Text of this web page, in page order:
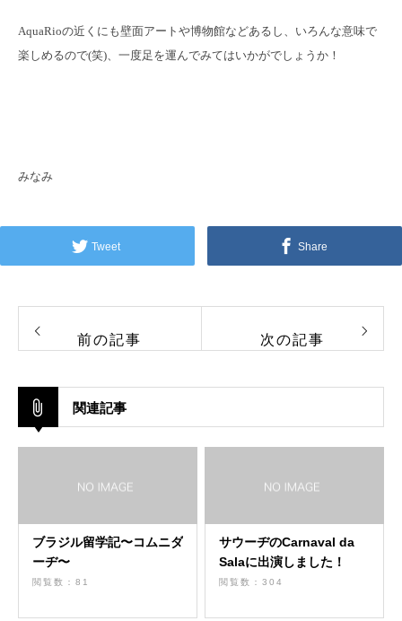
AquaRioの近くにも壁面アートや博物館などあるし、いろんな意味で
楽しめるので(笑)、一度足を運んでみてはいかがでしょうか！
みなみ
Tweet Share
前の記事 次の記事
関連記事
ブラジル留学記〜コムニダ
ーヂ〜
閲覧数：81
サウーヂのCarnaval da
Salaに出演しました！
閲覧数：304